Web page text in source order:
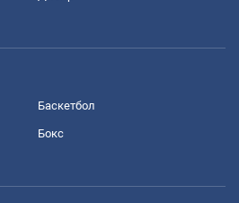
Баскетбол
Бокс